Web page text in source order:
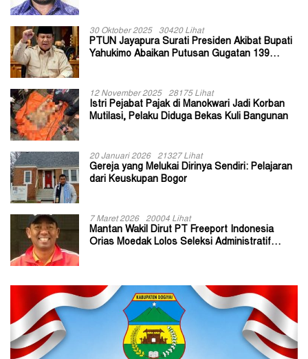
30 Oktober 2025 30420 Lihat
PTUN Jayapura Surati Presiden Akibat Bupati
Yahukimo Abaikan Putusan Gugatan 139
12 November 2025 28175 Lihat
Istri Pejabat Pajak di Manokwari Jadi Korban
Mutilasi, Pelaku Diduga Bekas Kuli Bangunan
20 Januari 2026 21327 Lihat
Gereja yang Melukai Dirinya Sendiri: Pelajaran
dari Keuskupan Bogor
7 Maret 2026 20004 Lihat
Mantan Wakil Dirut PT Freeport Indonesia
Orias Moedak Lolos Seleksi Administratif